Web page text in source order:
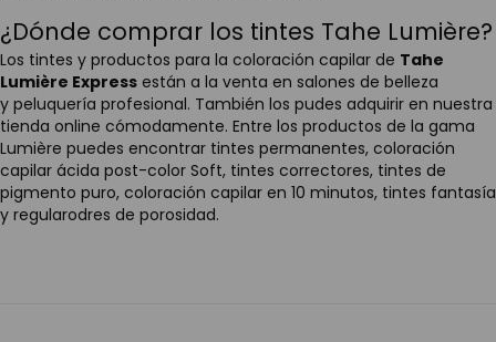
¿Dónde comprar los tintes Tahe Lumière?
Los tintes y productos para la coloración capilar de Tahe
Lumière Express están a la venta en salones de belleza
y peluquería profesional. También los pudes adquirir en nuestra
tienda online cómodamente. Entre los productos de la gama
Lumière puedes encontrar tintes permanentes, coloración
capilar ácida post-color Soft, tintes correctores, tintes de
pigmento puro, coloración capilar en 10 minutos, tintes fantasía
y regularodres de porosidad.